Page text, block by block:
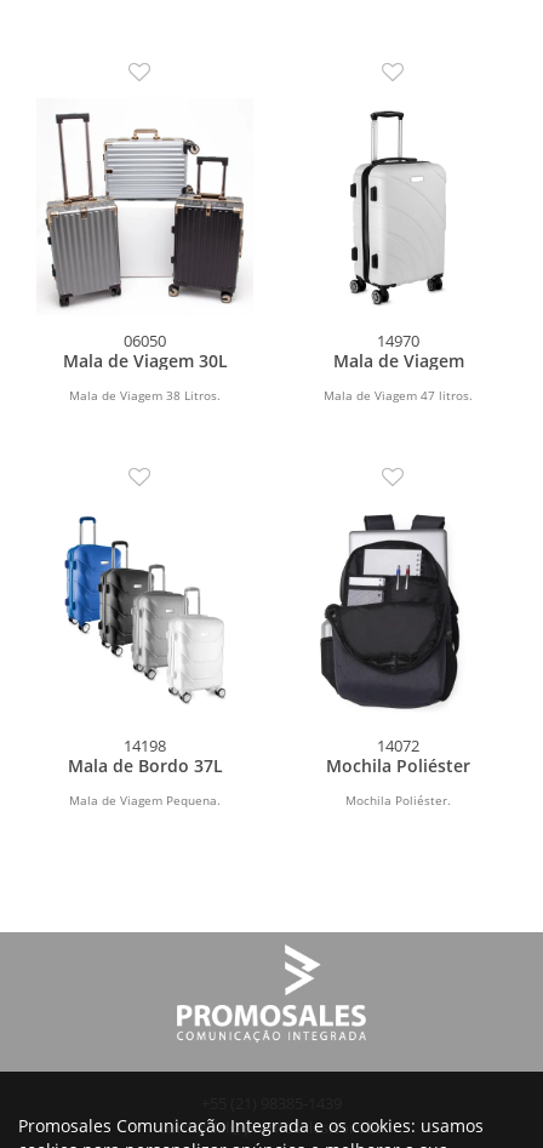
06050
Mala de Viagem 30L
Mala de Viagem 38 Litros.
14970
Mala de Viagem
Mala de Viagem 47 litros.
14198
Mala de Bordo 37L
Mala de Viagem Pequena.
14072
Mochila Poliéster
Mochila Poliéster.
comercial@promosales.com.br
Promosales Comunicação Integrada e os cookies: usamos